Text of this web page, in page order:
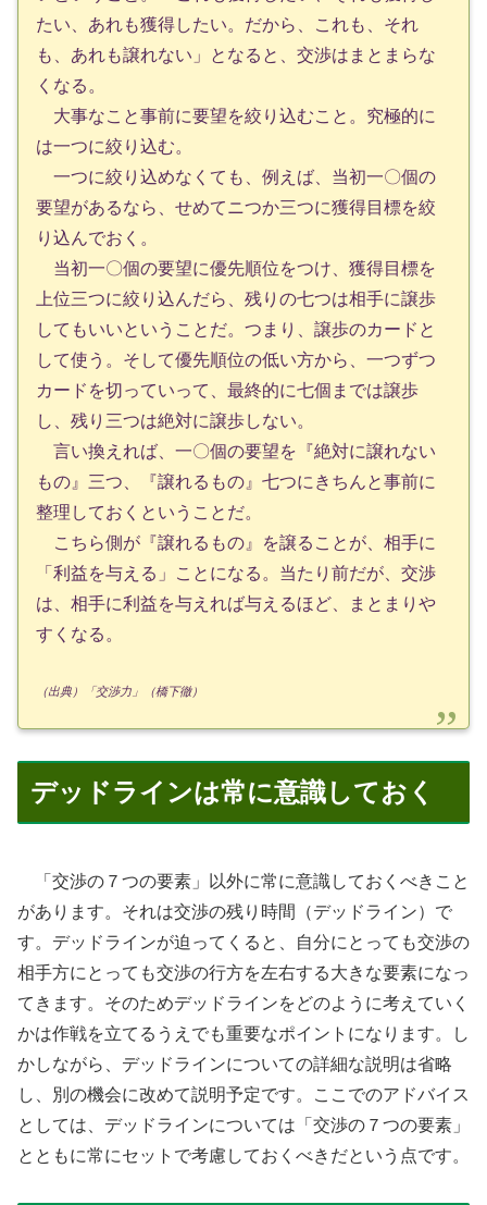
たい、あれも獲得したい。だから、これも、それ
も、あれも譲れない」となると、交渉はまとまらな
くなる。
大事なこと事前に要望を絞り込むこと。究極的に
は一つに絞り込む。
一つに絞り込めなくても、例えば、当初一〇個の
要望があるなら、せめてニつか三つに獲得目標を絞
り込んでおく。
当初一〇個の要望に優先順位をつけ、獲得目標を
上位三つに絞り込んだら、残りの七つは相手に譲歩
してもいいということだ。つまり、譲歩のカードと
して使う。そして優先順位の低い方から、一つずつ
カードを切っていって、最終的に七個までは譲歩
し、残り三つは絶対に譲歩しない。
言い換えれば、一〇個の要望を『絶対に譲れない
もの』三つ、『譲れるもの』七つにきちんと事前に
整理しておくということだ。
こちら側が『譲れるもの』を譲ることが、相手に
「利益を与える」ことになる。当たり前だが、交渉
は、相手に利益を与えれば与えるほど、まとまりや
すくなる。
（出典）「交渉力」（橋下徹）
デッドラインは常に意識しておく
「交渉の７つの要素」以外に常に意識しておくべきこと
があります。それは交渉の残り時間（デッドライン）で
す。デッドラインが迫ってくると、自分にとっても交渉の
相手方にとっても交渉の行方を左右する大きな要素になっ
てきます。そのためデッドラインをどのように考えていく
かは作戦を立てるうえでも重要なポイントになります。し
かしながら、デッドラインについての詳細な説明は省略
し、別の機会に改めて説明予定です。ここでのアドバイス
としては、デッドラインについては「交渉の７つの要素」
とともに常にセットで考慮しておくべきだという点です。